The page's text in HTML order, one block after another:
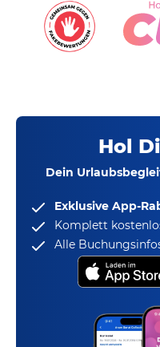
Hol
Dein
Exklusive App-
Komplett
Alle